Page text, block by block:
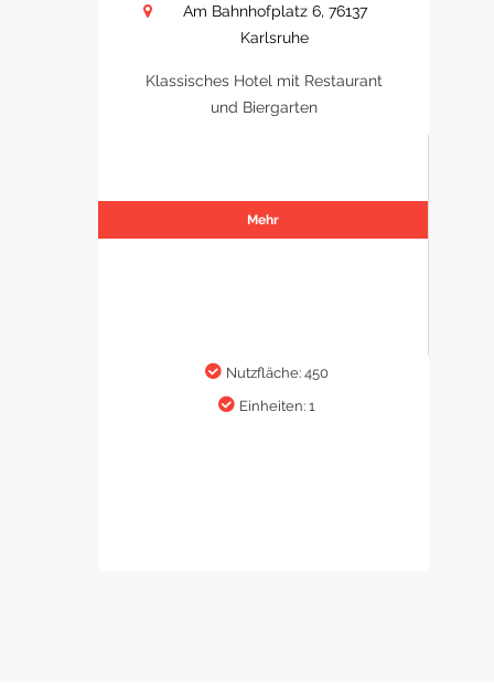
Am Bahnhofplatz 6, 76137
Karlsruhe
Klassisches Hotel mit Restaurant
und Biergarten
Mehr
Nutzfläche: 450
Einheiten: 1